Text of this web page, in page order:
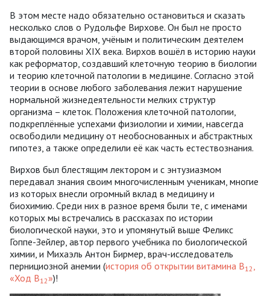
В этом месте надо обязательно остановиться и сказать
несколько слов о Рудольфе Вирхове. Он был не просто
выдающимся врачом, учёным и политическим деятелем
второй половины XIX века. Вирхов вошёл в историю науки
как реформатор, создавший клеточную теорию в биологии
и теорию клеточной патологии в медицине. Согласно этой
теории в основе любого заболевания лежит нарушение
нормальной жизнедеятельности мелких структур
организма – клеток. Положения клеточной патологии,
подкреплённые успехами физиологии и химии, навсегда
освободили медицину от необоснованных и абстрактных
гипотез, а также определили её как часть естествознания.
Вирхов был блестящим лектором и с энтузиазмом
передавал знания своим многочисленным ученикам, многие
из которых внесли огромный вклад в медицину и
биохимию. Среди них в разное время были те, с именами
которых мы встречались в рассказах по истории
биологической науки, это и упомянутый выше Феликс
Гоппе-Зейлер, автор первого учебника по биологической
химии, и Михаэль Антон Бирмер, врач-исследователь
пернициозной анемии (история об открытии витамина В12
«Ход В12 »)!